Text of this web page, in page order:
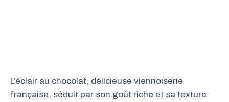
L’éclair au chocolat, délicieuse viennoiserie
française, séduit par son goût riche et sa texture